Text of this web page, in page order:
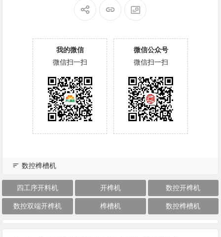
我的微信
微信扫一扫
微信公众号
微信扫一扫
数控榫槽机
四工序开料机 开榫机 数控开榫机
数控双端开榫机 榫槽机 数控榫槽机